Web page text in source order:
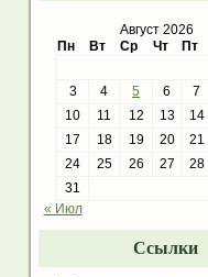
Август 2026
Пн
Вт Ср Чт Пт
3
4 5 6 7
10
11 12 13 14
17
18 19 20 21
24
25 26 27 28
31
« Июл
Ссылки